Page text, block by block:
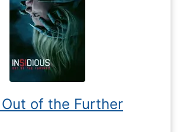
of the Further